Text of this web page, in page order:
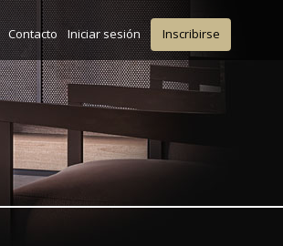
Contacto Iniciar sesión Inscribirse